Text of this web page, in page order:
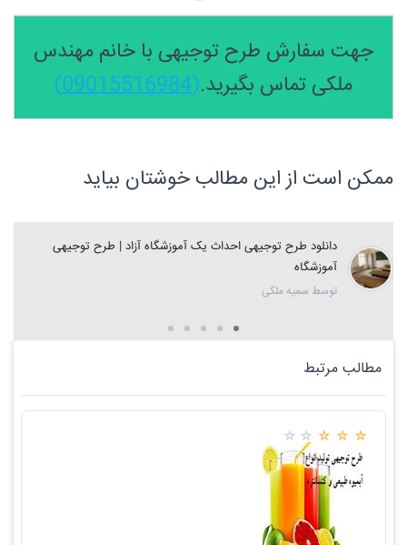
جهت سفارش طرح توجیهی با خانم مهندس
ملکی تماس بگیرید.(09015516984)
ممکن است از این مطالب خوشتان بیاید
دانلود طرح توجیهی احداث یک آموزشگاه آزاد | طرح توجیهی
آموزشگاه
توسط سمیه ملکی
مطالب مرتبط